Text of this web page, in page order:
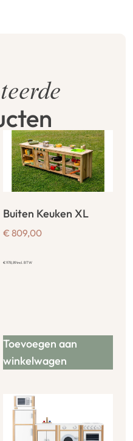
Buiten Keuken XL
€ 809,00
€978,89incl. BTW
Toevoegen aan
winkelwagen